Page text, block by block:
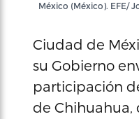
México (México). EFE/
Ciudad de
su Gobierno
participación
de Chihuahua,